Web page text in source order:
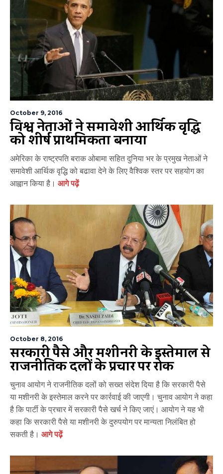
October 9, 2016
विश्व नेताओं ने समावेशी आर्थिक वृद्धि
को शीर्ष प्राथमिकता बनाया
अमेरिका के राष्ट्रपति बराक ओबामा सहित दुनिया भर के प्रमुख नेताओं ने
समावेशी आर्थिक वृद्धि को बढावा देने के लिए वैश्विक स्तर पर सहयोग का
आह्वान किया है। आगे पढ़ें
October 8, 2016
सरकारी पैसे और मशीनरी के इस्तेमाल से
राजनीतिक दलों के प्रचार पर रोक
चुनाव आयोग ने राजनीतिक दलों को सख्‍त संदेश दिया है कि सरकारी पैसे
या मशीनरी के इस्‍तेमाल करने पर कार्रवाई की जाएगी। चुनाव आयोग ने कहा
है कि पार्टी के प्रचार में सरकारी पैसे खर्च ने किए जाएं। आयोग ने यह भी
कहा कि सरकारी पैसे या मशीनरी के दुरुपयोग पर मान्‍यता निलंबित हो
सकती है। आगे पढ़ें